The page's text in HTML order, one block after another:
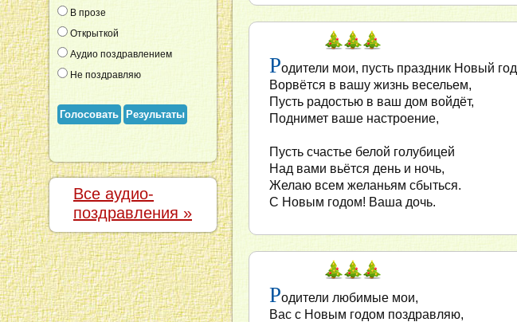
Родители мои, пусть праздник Новый год
Ворвётся в вашу жизнь весельем,
Пусть радостью в ваш дом войдёт,
Поднимет ваше настроение,
Пусть счастье белой голубицей
Над вами вьётся день и ночь,
Желаю всем желаньям сбыться.
С Новым годом! Ваша дочь.
Родители любимые мои,
Вас с Новым годом поздравляю,
В прозе
Открыткой
Аудио поздравлением
Не поздравляю
Голосовать Результаты
Все аудио-
поздравления »